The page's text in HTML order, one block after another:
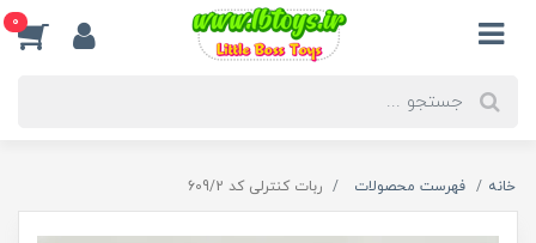
0
خانه فهرست محصولات ربات کنترلی کد 609/2